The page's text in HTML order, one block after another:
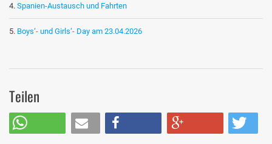
Spanien-Austausch und Fahrten
Boys‘- und Girls‘- Day am 23.04.2026
Teilen